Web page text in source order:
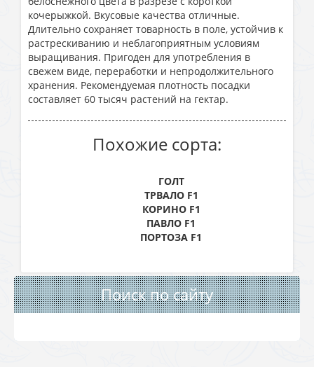
кочерыжкой. Вкусовые качества отличные.
Длительно сохраняет товарность в поле, устойчив к
растрескиванию и неблагоприятным условиям
выращивания. Пригоден для употребления в
свежем виде, переработки и непродолжительного
хранения. Рекомендуемая плотность посадки
составляет 60 тысяч растений на гектар.
Похожие сорта:
ГОЛТ
ТРВАЛО F1
КОРИНО F1
ПАВЛО F1
ПОРТОЗА F1
Поиск по сайту